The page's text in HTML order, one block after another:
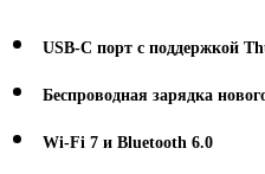
USB-C порт с поддержкой
Беспроводная зарядка
Wi-Fi 7 и Bluetooth 6.0